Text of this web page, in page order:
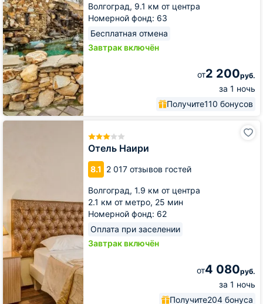
Волгоград, 9.1 км от центра
Номерной фонд: 63
Бесплатная отмена
Завтрак включён
от2 200руб.
за 1 ночь
Получите110 бонусов
Отель Наири
8.1 2 017 отзывов гостей
Волгоград, 1.9 км от центра
2.1 км от метро, 25 мин
Номерной фонд: 62
Оплата при заселении
Завтрак включён
от4 080руб.
за 1 ночь
Получите204 бонуса
Отель